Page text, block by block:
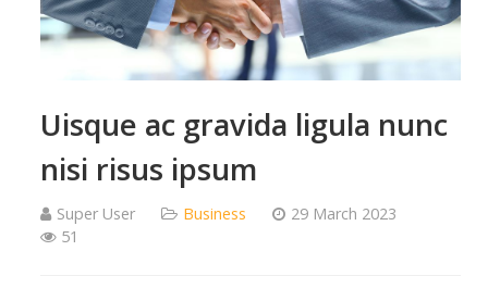
Uisque ac gravida ligula nunc
nisi risus ipsum
Super User Business
29 March 2023
51